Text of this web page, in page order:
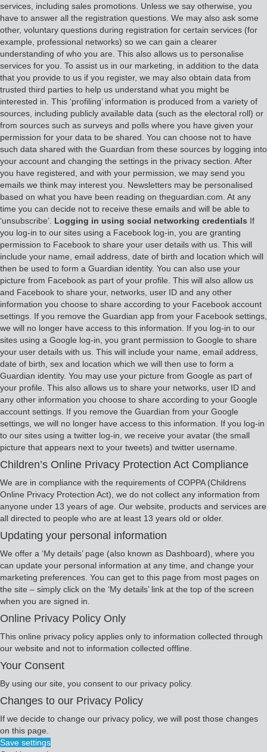
services, including sales promotions. Unless we say otherwise, you
have to answer all the registration questions. We may also ask some
other, voluntary questions during registration for certain services (for
example, professional networks) so we can gain a clearer
understanding of who you are. This also allows us to personalise
services for you. To assist us in our marketing, in addition to the data
that you provide to us if you register, we may also obtain data from
trusted third parties to help us understand what you might be
interested in. This ‘profiling’ information is produced from a variety of
sources, including publicly available data (such as the electoral roll) or
from sources such as surveys and polls where you have given your
permission for your data to be shared. You can choose not to have
such data shared with the Guardian from these sources by logging into
your account and changing the settings in the privacy section. After
you have registered, and with your permission, we may send you
emails we think may interest you. Newsletters may be personalised
based on what you have been reading on theguardian.com. At any
time you can decide not to receive these emails and will be able to
‘unsubscribe’. Logging in using social networking credentials If
you log-in to our sites using a Facebook log-in, you are granting
permission to Facebook to share your user details with us. This will
include your name, email address, date of birth and location which will
then be used to form a Guardian identity. You can also use your
picture from Facebook as part of your profile. This will also allow us
and Facebook to share your, networks, user ID and any other
information you choose to share according to your Facebook account
settings. If you remove the Guardian app from your Facebook settings,
we will no longer have access to this information. If you log-in to our
sites using a Google log-in, you grant permission to Google to share
your user details with us. This will include your name, email address,
date of birth, sex and location which we will then use to form a
Guardian identity. You may use your picture from Google as part of
your profile. This also allows us to share your networks, user ID and
any other information you choose to share according to your Google
account settings. If you remove the Guardian from your Google
settings, we will no longer have access to this information. If you log-in
to our sites using a twitter log-in, we receive your avatar (the small
picture that appears next to your tweets) and twitter username.
Children’s Online Privacy Protection Act Compliance
We are in compliance with the requirements of COPPA (Childrens
Online Privacy Protection Act), we do not collect any information from
anyone under 13 years of age. Our website, products and services are
all directed to people who are at least 13 years old or older.
Updating your personal information
We offer a ‘My details’ page (also known as Dashboard), where you
can update your personal information at any time, and change your
marketing preferences. You can get to this page from most pages on
the site – simply click on the ‘My details’ link at the top of the screen
when you are signed in.
Online Privacy Policy Only
This online privacy policy applies only to information collected through
our website and not to information collected offline.
Your Consent
By using our site, you consent to our privacy policy.
Changes to our Privacy Policy
If we decide to change our privacy policy, we will post those changes
on this page.
Save settings